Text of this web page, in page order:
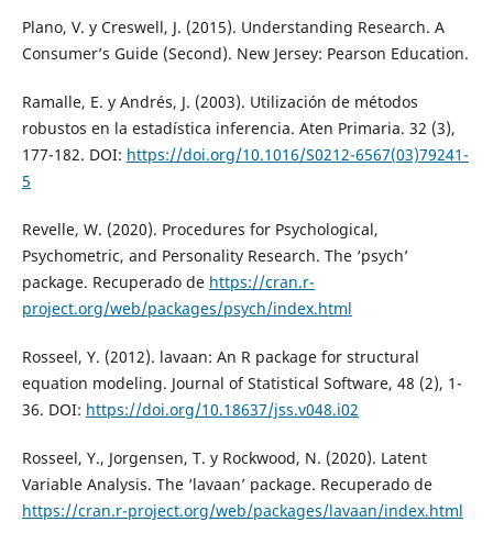
Plano, V. y Creswell, J. (2015). Understanding Research. A
Consumer’s Guide (Second). New Jersey: Pearson Education.
Ramalle, E. y Andrés, J. (2003). Utilización de métodos
robustos en la estadística inferencia. Aten Primaria. 32 (3),
177-182. DOI: https://doi.org/10.1016/S0212-6567(03)79241-
5
Revelle, W. (2020). Procedures for Psychological,
Psychometric, and Personality Research. The ‘psych’
package. Recuperado de https://cran.r-
project.org/web/packages/psych/index.html
Rosseel, Y. (2012). lavaan: An R package for structural
equation modeling. Journal of Statistical Software, 48 (2), 1-
36. DOI: https://doi.org/10.18637/jss.v048.i02
Rosseel, Y., Jorgensen, T. y Rockwood, N. (2020). Latent
Variable Analysis. The ‘lavaan’ package. Recuperado de
https://cran.r-project.org/web/packages/lavaan/index.html